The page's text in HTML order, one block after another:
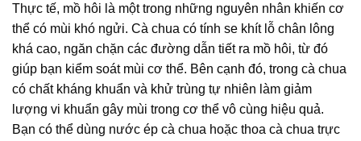
Thực tế, mồ hôi là một trong những nguyên nhân khiến cơ
thể có mùi khó ngửi. Cà chua có tính se khít lỗ chân lông
khá cao, ngăn chặn các đường dẫn tiết ra mồ hôi, từ đó
giúp bạn kiểm soát mùi cơ thể. Bên cạnh đó, trong cà chua
có chất kháng khuẩn và khử trùng tự nhiên làm giảm
lượng vi khuẩn gây mùi trong cơ thể vô cùng hiệu quả.
Bạn có thể dùng nước ép cà chua hoặc thoa cà chua trực